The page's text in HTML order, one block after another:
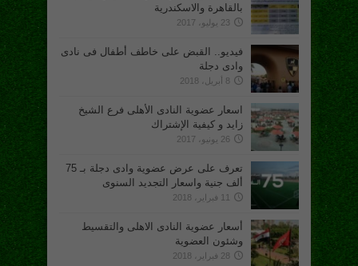
بالقاهرة والاسكندرية
23 يوليو، 2017
فيديو.. القبض على خاطف أطفال فى نادى
وادى دجلة
8 أبريل، 2018
اسعار عضوية النادى الأهلى فرع الشيخ
زايد و كيفية الإشتراك
26 يونيو، 2017
تعرف على عرض عضوية وادى دجلة بـ 75
ألف جنية واسعار التجديد السنوى
11 فبراير، 2018
أسعار عضوية النادى الاهلى والتقسيط
وشئون العضوية
28 فبراير، 2018